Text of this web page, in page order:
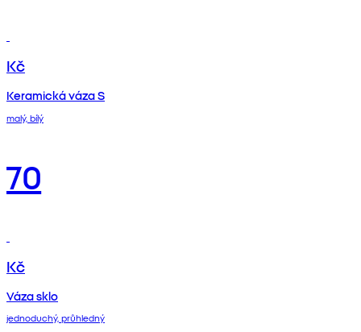
Kč
Keramická váza S
malý, bílý
70
Kč
Váza sklo
jednoduchý, průhledný